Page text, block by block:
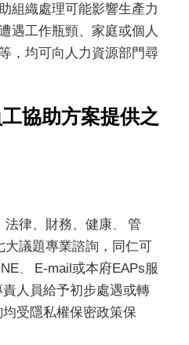
組織處理可能影響生產力
遇工作瓶頸、家庭或個人
，均可向人力資源部門尋
協助方案提供之
法律、財務、健康
管
大議題專業諮詢，同仁可
E-mail或本府EAPs服
人員給予初步處遇或轉
受隱私權保密政策保